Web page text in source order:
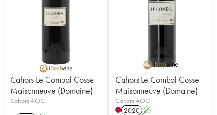
Cahors Le Combal Cosse-
Maisonneuve (Domaine)
Cahors AOC
Cahors Le Combal Cosse-
Maisonneuve (Domaine)
Cahors AOC
2020 A